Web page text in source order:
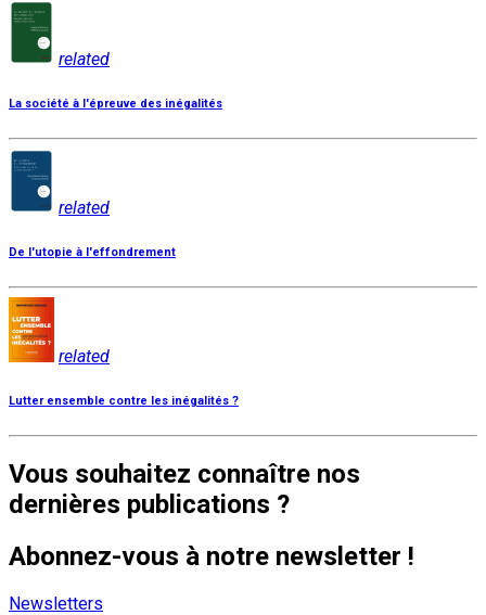
related
La société à l'épreuve des inégalités
related
De l'utopie à l'effondrement
related
Lutter ensemble contre les inégalités ?
Vous souhaitez connaître nos
dernières publications ?
Abonnez-vous à notre newsletter !
Newsletters